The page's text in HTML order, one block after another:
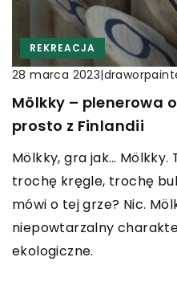
REKREACJA
28 marca 2023|
Mölkky – plenerowa
prosto z Finlandii
Mölkky, gra jak…
trochę kręgle, trochę
mówi o tej grze? Nic.
niepowtarzalny
ekologiczne.